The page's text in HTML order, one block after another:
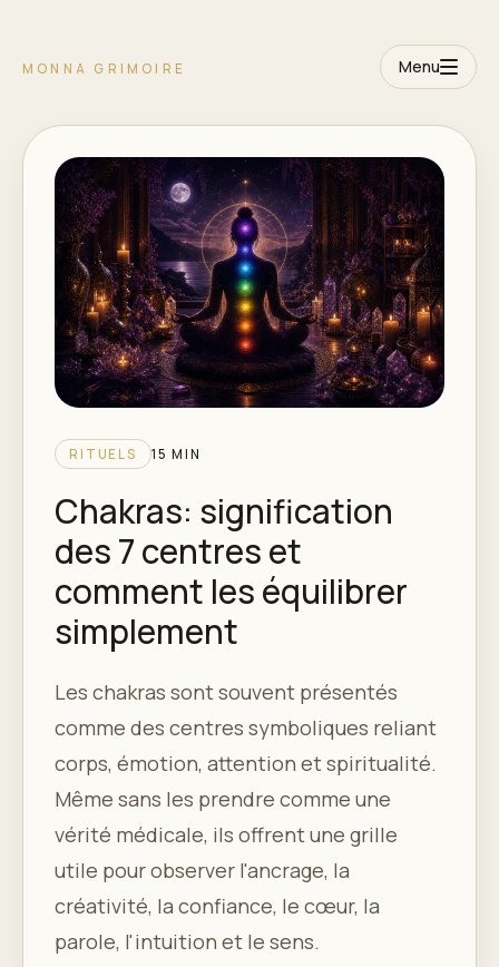
MONNA GRIMOIRE Menu
RITUELS 15 MIN
Chakras: signification
des 7 centres et
comment les équilibrer
simplement
Les chakras sont souvent présentés
comme des centres symboliques reliant
corps, émotion, attention et spiritualité.
Même sans les prendre comme une
vérité médicale, ils offrent une grille
utile pour observer l'ancrage, la
créativité, la confiance, le cœur, la
parole, l'intuition et le sens.